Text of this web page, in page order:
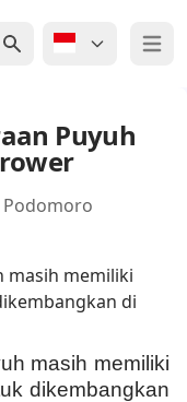
Open
Puyuh
Podomoro
masih memiliki
dikembangkan